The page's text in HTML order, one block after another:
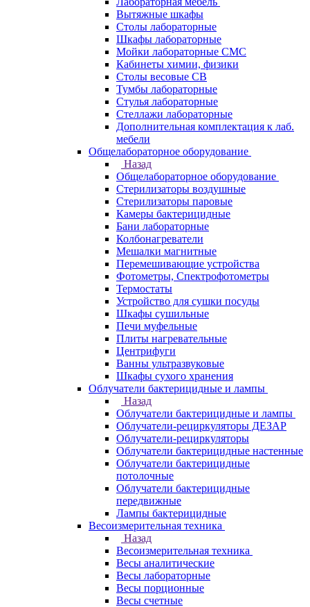
Вытяжные шкафы
Столы лабораторные
Шкафы лабораторные
Мойки лабораторные СМС
Кабинеты химии, физики
Столы весовые СВ
Тумбы лабораторные
Стулья лабораторные
Стеллажи лабораторные
Дополнительная комплектация к лаб.
мебели
Общелабораторное оборудование
Назад
Общелабораторное оборудование
Стерилизаторы воздушные
Стерилизаторы паровые
Камеры бактерицидные
Бани лабораторные
Колбонагреватели
Мешалки магнитные
Перемешивающие устройства
Фотометры, Спектрофотометры
Термостаты
Устройство для сушки посуды
Шкафы сушильные
Печи муфельные
Плиты нагревательные
Центрифуги
Ванны ультразвуковые
Шкафы сухого хранения
Облучатели бактерицидные и лампы
Назад
Облучатели бактерицидные и лампы
Облучатели-рециркуляторы ДЕЗАР
Облучатели-рециркуляторы
Облучатели бактерицидные настенные
Облучатели бактерицидные
потолочные
Облучатели бактерицидные
передвижные
Лампы бактерицидные
Весоизмерительная техника
Назад
Весоизмерительная техника
Весы аналитические
Весы лабораторные
Весы порционные
Весы счетные